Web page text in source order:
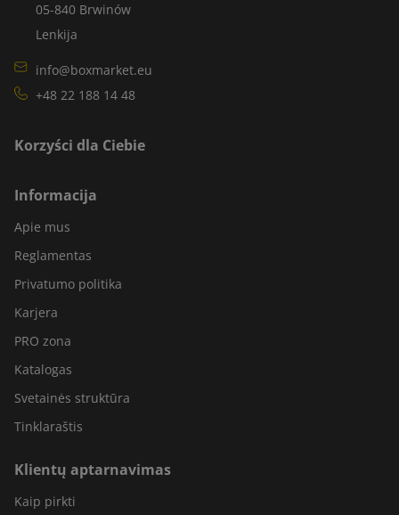
05-840 Brwinów
Lenkija
info@boxmarket.eu
+48 22 188 14 48
Korzyści dla Ciebie
Informacija
Apie mus
Reglamentas
Privatumo politika
Karjera
PRO zona
Katalogas
Svetainės struktūra
Tinklaraštis
Klientų aptarnavimas
Kaip pirkti